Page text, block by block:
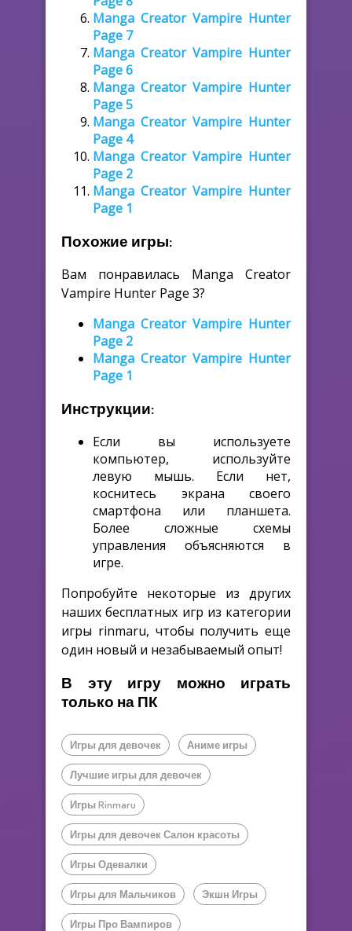
Manga Creator Vampire Hunter
Page 7
Manga Creator Vampire Hunter
Page 6
Manga Creator Vampire Hunter
Page 5
Manga Creator Vampire Hunter
Page 4
Manga Creator Vampire Hunter
Page 2
Manga Creator Vampire Hunter
Page 1
Похожие игры:
Вам понравилась Manga Creator
Vampire Hunter Page 3?
Manga Creator Vampire Hunter
Page 2
Manga Creator Vampire Hunter
Page 1
Инструкции:
Если вы используете
компьютер, используйте
левую мышь. Если нет,
коснитесь экрана своего
смартфона или планшета.
Более сложные схемы
управления объясняются в
игре.
Попробуйте некоторые из других
наших бесплатных игр из категории
игры rinmaru, чтобы получить еще
один новый и незабываемый опыт!
В эту игру можно играть
только на ПК
Игры для девочек Аниме игры
Лучшие игры для девочек
Игры Rinmaru
Игры для девочек Салон красоты
Игры Одевалки
Игры для Мальчиков Экшн Игры
Игры Про Вампиров